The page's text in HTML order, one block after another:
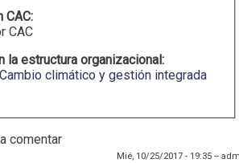
CAC:
CAC
la estructura organizacional:
climático y gestión integrada
comentar
Mié, 10/25/2017 - 19:35 --